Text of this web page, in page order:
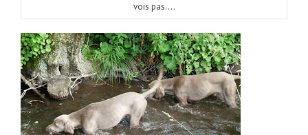
vois pas….